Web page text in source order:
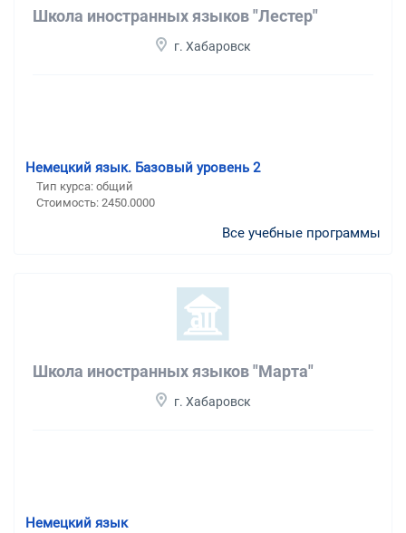
Школа иностранных языков "Лестер"
г. Хабаровск
Немецкий язык. Базовый уровень 2
Тип курса: общий
Стоимость: 2450.0000
Все учебные программы
Школа иностранных языков "Марта"
г. Хабаровск
Немецкий язык